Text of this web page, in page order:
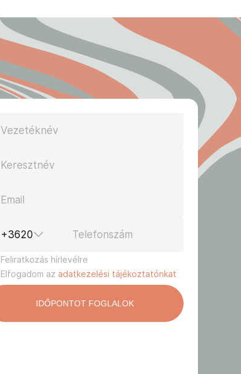
Vezetéknév
Keresztnév
Email
+3620 Telefonszám
Feliratkozás hírlevélre
Elfogadom az adatkezelési tájékoztatónkat